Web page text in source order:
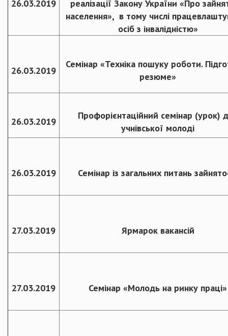
26.03.2019
реалізації Закону України «Про
населення», в тому числі
осіб з інвалідністю»
26.03.2019
Семінар «Техніка пошуку роботи.
резюме»
26.03.2019
Профорієнтаційний семінар (урок)
учнівської молоді
26.03.2019 Семінар із загальних питань
27.03.2019 Ярмарок вакансій
27.03.2019 Семінар «Молодь на ринку праці»